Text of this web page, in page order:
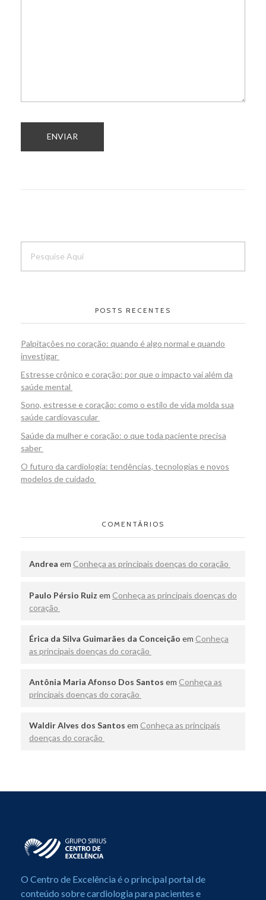
POSTS RECENTES
Palpitações no coração: quando é algo normal e quando
investigar
Estresse crônico e coração: por que o impacto vai além da
saúde mental
Sono, estresse e coração: como o estilo de vida molda sua
saúde cardiovascular
Saúde da mulher e coração: o que toda paciente precisa
saber
O futuro da cardiologia: tendências, tecnologias e novos
modelos de cuidado
COMENTÁRIOS
Andrea em Conheça as principais doenças do coração
Paulo Pérsio Ruiz em Conheça as principais doenças do
coração
Érica da Silva Guimarães da Conceição em Conheça
as principais doenças do coração
Antônia Maria Afonso Dos Santos em Conheça as
principais doenças do coração
Waldir Alves dos Santos em Conheça as principais
doenças do coração
Centro de Excelência em Cardiologia
O Centro de Excelência é o principal portal de
conteúdo sobre cardiologia para pacientes e